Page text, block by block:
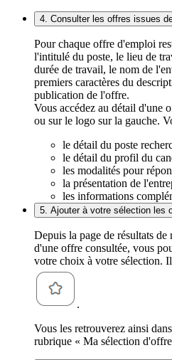
4. Consulter les offres issues
Pour chaque offre d'emploi
l'intitulé du poste, le lieu de
durée de travail, le nom de
premiers caractères du
publication de l'offre.
Vous accédez au détail d'une
ou sur le logo sur la gauche.
le détail du poste
le détail du profil du
les modalités pour
la présentation de
les informations
5. Ajouter à votre sélection les
Depuis la page de résultats
d'une offre consultée, vous
votre choix à votre sélection.
.
Vous les retrouverez ainsi
rubrique « Ma sélection